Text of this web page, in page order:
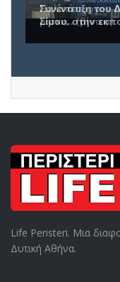
Συνέντευξη
Σίμου, στην
Life Peristeri. Μια
Δυτική Αθήνα.